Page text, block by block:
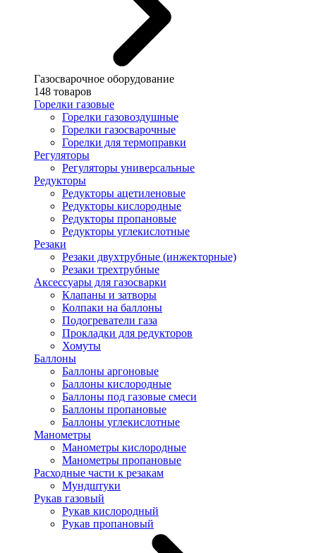
Газосварочное оборудование
148 товаров
Горелки газовые
Горелки газовоздушные
Горелки газосварочные
Горелки для термоправки
Регуляторы
Регуляторы универсальные
Редукторы
Редукторы ацетиленовые
Редукторы кислородные
Редукторы пропановые
Редукторы углекислотные
Резаки
Резаки двухтрубные (инжекторные)
Резаки трехтрубные
Аксессуары для газосварки
Клапаны и затворы
Колпаки на баллоны
Подогреватели газа
Прокладки для редукторов
Хомуты
Баллоны
Баллоны аргоновые
Баллоны кислородные
Баллоны под газовые смеси
Баллоны пропановые
Баллоны углекислотные
Манометры
Манометры кислородные
Манометры пропановые
Расходные части к резакам
Мундштуки
Рукав газовый
Рукав кислородный
Рукав пропановый